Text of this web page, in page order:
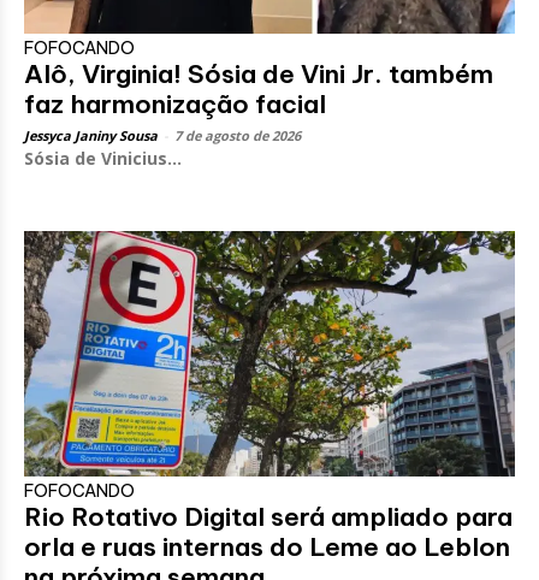
FOFOCANDO
Alô, Virginia! Sósia de Vini Jr. também
faz harmonização facial
Jessyca Janiny Sousa 7 de agosto de 2026
Sósia de Vinicius...
FOFOCANDO
Rio Rotativo Digital será ampliado para
orla e ruas internas do Leme ao Leblon